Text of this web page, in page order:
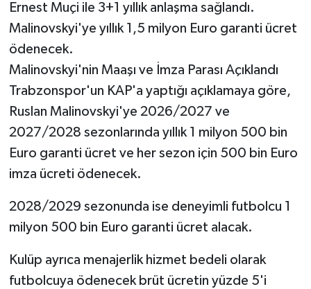
Ernest Muçi ile 3+1 yıllık anlaşma sağlandı.
Malinovskyi'ye yıllık 1,5 milyon Euro garanti ücret
ödenecek.
Malinovskyi'nin Maaşı ve İmza Parası Açıklandı
Trabzonspor'un KAP'a yaptığı açıklamaya göre,
Ruslan Malinovskyi'ye 2026/2027 ve
2027/2028 sezonlarında yıllık 1 milyon 500 bin
Euro garanti ücret ve her sezon için 500 bin Euro
imza ücreti ödenecek.
2028/2029 sezonunda ise deneyimli futbolcu 1
milyon 500 bin Euro garanti ücret alacak.
Kulüp ayrıca menajerlik hizmet bedeli olarak
futbolcuya ödenecek brüt ücretin yüzde 5'i